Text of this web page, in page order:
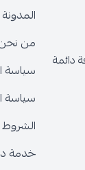
دائمة
المدونة
من
سياسة
سياسة
الشروط
خدمة